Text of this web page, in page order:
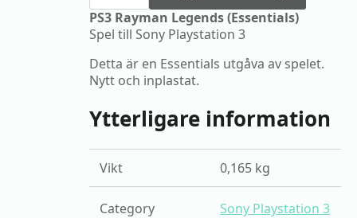
(Essentials)
mängd
PS3 Rayman Legends (Essentials)
Spel till Sony Playstation 3
Detta är en Essentials utgåva av spelet.
Nytt och inplastat.
Ytterligare information
Vikt 0,165 kg
Category Sony Playstation 3